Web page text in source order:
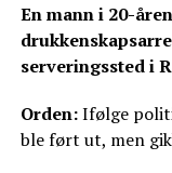
En mann i 20-
serveringssted i
Orden:Ifølge
ble ført ut, men